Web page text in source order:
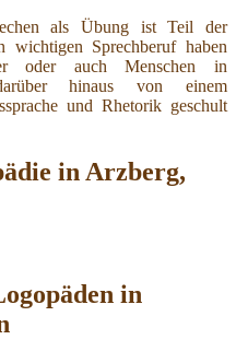
als Übung ist Teil der
wichtigen Sprechberuf haben
oder auch Menschen in
hinaus von einem
und Rhetorik geschult
in Arzberg,
in